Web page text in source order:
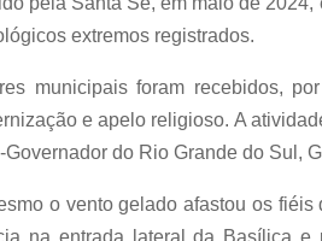
extremos registrados.
municipais foram recebidos,
e apelo religioso. A
Governador do Rio Grande do Sul,
o vento gelado afastou os
na entrada lateral da Basílica e